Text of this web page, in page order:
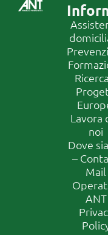
Lavora
noi
Dove
–
Mail
ANT